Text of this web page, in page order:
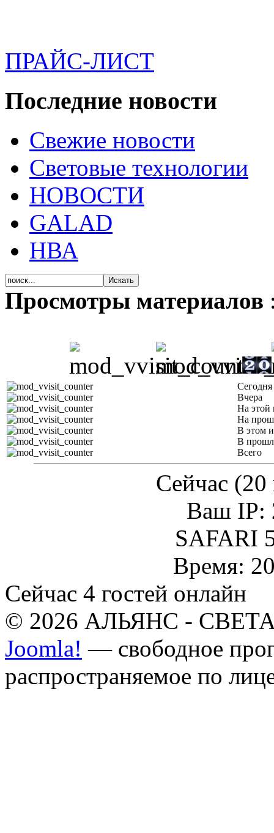
ПРАЙС-ЛИСТ
Последние новости
Свежие новости
Световые технологии
НОВОСТИ
GALAD
НВА
Просмотры материалов
Сегодня
Вчера
На этой
На
В этом
В
Всего
Сейчас (20
Ваш IP:
SAFARI
Время:
Сейчас 4 гостей онлайн
© 2026 АЛЬЯНС -
Joomla! — свободное
распространяемое по